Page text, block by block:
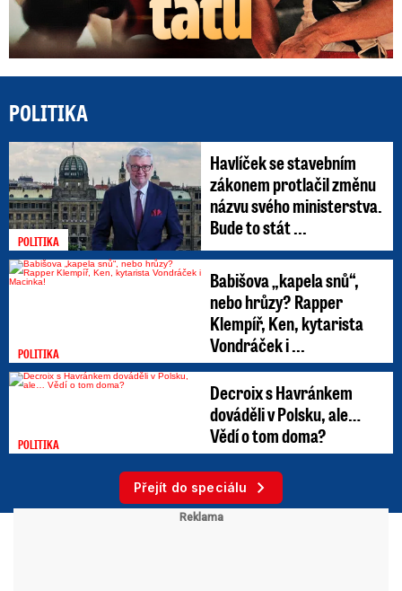
POLITIKA
POLITIKA
Havlíček se stavebním
zákonem protlačil změnu
názvu svého ministerstva.
Bude to stát ...
POLITIKA
Babišova „kapela snů“,
nebo hrůzy? Rapper
Klempíř, Ken, kytarista
Vondráček i ...
POLITIKA
Decroix s Havránkem
dováděli v Polsku, ale…
Vědí o tom doma?
Přejít do speciálu